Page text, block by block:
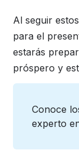
Al seguir
para el
estarás
próspero y
Conoce
experto